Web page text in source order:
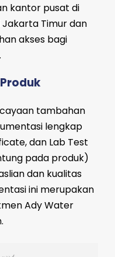
kantor pusat di
Timur dan
akses bagi
tambahan
lengkap
dan Lab Test
pada produk)
dan kualitas
ini merupakan
Ady Water